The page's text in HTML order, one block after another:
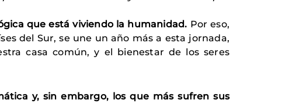
que está viviendo la humanidad. Por eso,
del Sur, se une un año más a esta jornada,
casa común, y el bienestar de los seres
y, sin embargo, los que más sufren sus